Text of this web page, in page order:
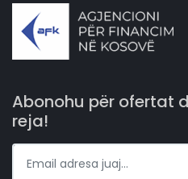
Abonohu për ofertat
reja!